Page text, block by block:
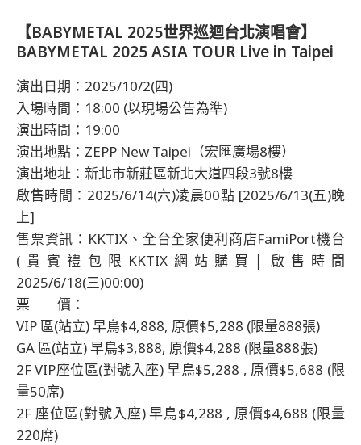
【BABYMETAL 2025世界巡迴台北演唱會】
BABYMETAL 2025 ASIA TOUR Live in Taipei
演出日期：2025/10/2(四)
入場時間：18:00 (以現場公告為準)
演出時間：19:00
演出地點：ZEPP New Taipei（宏匯廣場8樓）
演出地址：新北市新莊區新北大道四段3號8樓
啟售時間：2025/6/14(六)凌晨00點 [2025/6/13(五)晚
上]
售票資訊：KKTIX、全台全家便利商店FamiPort機台
(貴賓禮包限KKTIX網站購買│啟售時間
2025/6/18(三)00:00)
票 價：
VIP 區(站立) 早鳥$4,888, 原價$5,288 (限量888張)
GA 區(站立) 早鳥$3,888, 原價$4,288 (限量888張)
2F VIP座位區(對號入座) 早鳥$5,288 , 原價$5,688 (限
量50席)
2F 座位區(對號入座) 早鳥$4,288 , 原價$4,688 (限量
220席)